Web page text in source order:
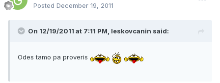
Posted December 19, 2011
On 12/19/2011 at 7:11 PM, leskovcanin said:
Odes tamo pa proveris